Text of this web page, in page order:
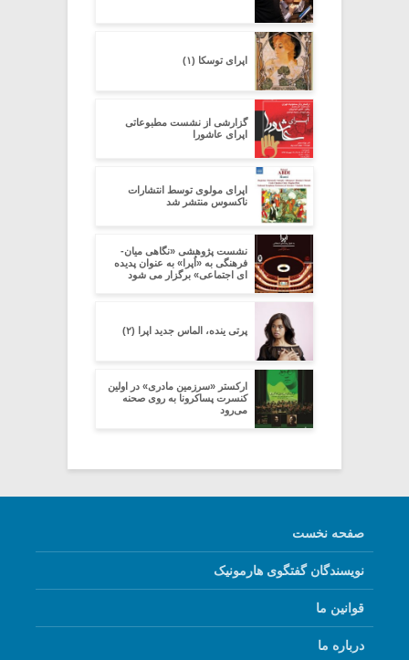
اپرای توسکا (۱)
گزارشی از نشست مطبوعاتی
اپرای عاشورا
اپرای مولوی توسط انتشارات
ناکسوس منتشر شد
نشست پژوهشی «نگاهی میان-
فرهنگی به «اُپرا» به عنوان پدیده
ای اجتماعی» برگزار می شود
پرتی ینده، الماس جدید اپرا (۲)
ارکستر «سرزمین مادری» در اولین
کنسرت پساکرونا به روی صحنه
می‌رود
صفحه نخست
نویسندگان گفتگوی هارمونیک
قوانین ما
درباره ما